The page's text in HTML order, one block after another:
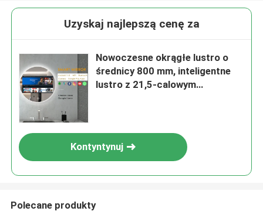
Uzyskaj najlepszą cenę za
Nowoczesne okrągłe lustro o
średnicy 800 mm, inteligentne
lustro z 21,5-calowym
analizatorem skóry, magicznym
lustrem
Kontyntynuj
Polecane produkty